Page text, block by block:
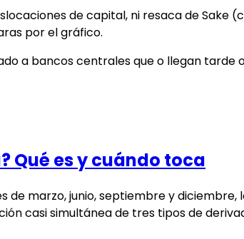
de capital, ni resaca de Sake
por el gráfico.
a bancos centrales que o llegan tarde
Qué es y cuándo toca
de marzo, junio, septiembre y
casi simultánea de tres tipos de